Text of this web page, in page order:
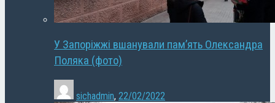
У Запоріжжі вшанували пам’ять Олександра
Поляка (фото)
sichadmin, 22/02/2022